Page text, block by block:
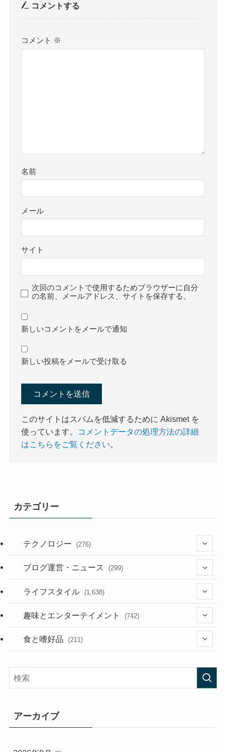
コメントする
コメント ※
名前
メール
サイト
次回のコメントで使用するためブラウザーに自分
の名前、メールアドレス、サイトを保存する。
新しいコメントをメールで通知
新しい投稿をメールで受け取る
このサイトはスパムを低減するために Akismet を
使っています。
コメントデータの処理方法の詳細
はこちらをご覧ください。
カテゴリー
テクノロジー (276)
(36)
(187)
ブログ運営・ニュース (299)
(118)
(181)
ライフスタイル (1,638)
(394)
(282)
(33)
趣味とエンターテイメント (742)
(56)
食と嗜好品 (211)
アーカイブ